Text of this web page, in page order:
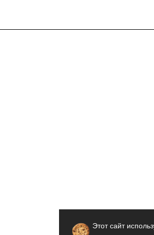
Этот сайт